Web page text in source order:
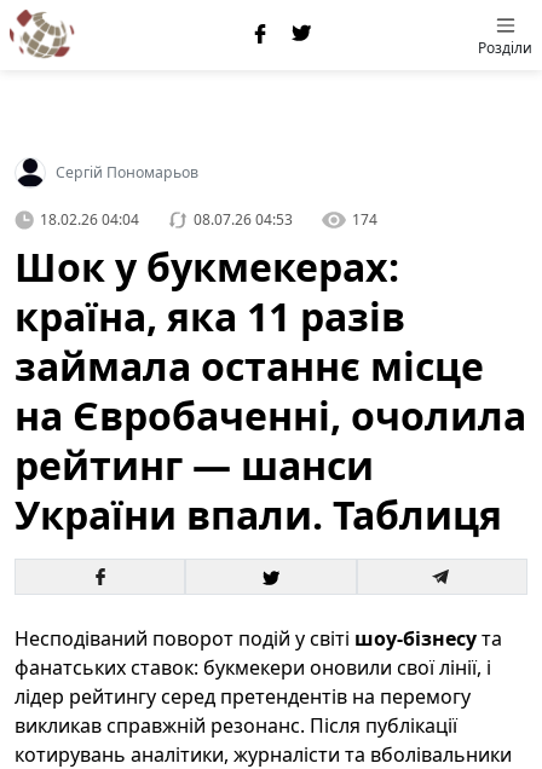
Розділи
Сергій Пономарьов
18.02.26 04:04 08.07.26 04:53 174
Шок у букмекерах:
країна, яка 11 разів
займала останнє місце
на Євробаченні, очолила
рейтинг — шанси
України впали. Таблиця
Несподіваний поворот подій у світі шоу-бізнесута
фанатських ставок: букмекери оновили свої лінії, і
лідер рейтингу серед претендентів на перемогу
викликав справжній резонанс. Після публікації
котирувань аналітики, журналісти та вболівальники